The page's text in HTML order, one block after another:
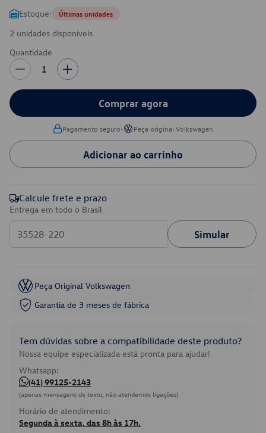
Estoque: Últimas unidades
2 unidades disponíveis
Quantidade
1
Comprar agora
Pagamento seguro• Peça original Volkswagen
Adicionar ao carrinho
Calcule frete e prazo
Entrega em todo o Brasil
Simular
Peça Original Volkswagen
Garantia de 3 meses de fábrica
Tem dúvidas sobre a compatibilidade deste produto?
Nossa equipe especializada está pronta para ajudar!
Whatsapp:
(41) 99125-2143
(apenas mensagens de texto, não atendemos ligações)
Horário de atendimento:
Segunda à sexta, das 8h às 17h.